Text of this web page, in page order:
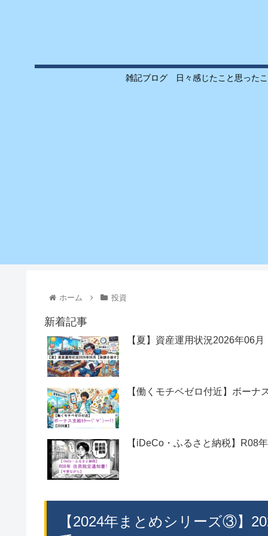
雑記ブログ 日々感じたこと思った
ホーム 投資
新着記事
【夏】資産運用状況2026年06
【働くモチベゼロ付近】ボー
【iDeCo・ふるさと納税】R08
【2024年まとめシリーズ③】